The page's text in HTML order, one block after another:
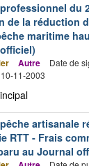
du
de la réduction
maritime
Autre
Date de
11-2003
artisanale
RTT - Frais
au Journal